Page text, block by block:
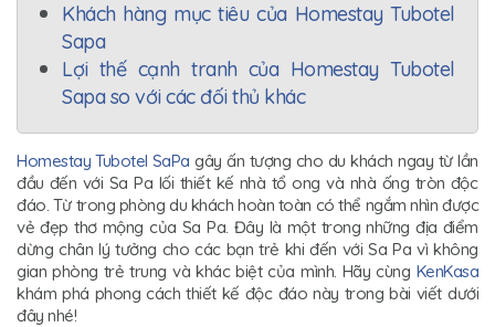
Khách hàng mục tiêu của Homestay Tubotel
Sapa
Lợi thế cạnh tranh của Homestay Tubotel
Sapa so với các đối thủ khác
Homestay Tubotel SaPa gây ấn tượng cho du khách ngay từ lần
đầu đến với Sa Pa lối thiết kế nhà tổ ong và nhà ống tròn độc
đáo. Từ trong phòng du khách hoàn toàn có thể ngắm nhìn được
vẻ đẹp thơ mộng của Sa Pa. Đây là một trong những địa điểm
dừng chân lý tưởng cho các bạn trẻ khi đến với Sa Pa vì không
gian phòng trẻ trung và khác biệt của mình. Hãy cùng KenKasa
khám phá phong cách thiết kế độc đáo này trong bài viết dưới
đây nhé!